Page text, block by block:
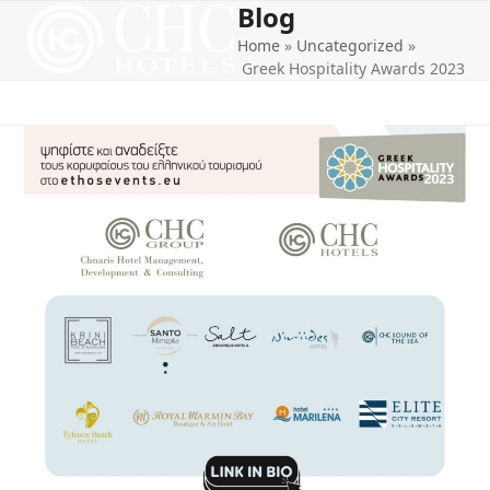
Blog
Home » Uncategorized »
Greek Hospitality Awards 2023